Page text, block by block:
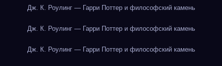
Дж. К. Роулинг — Гарри Поттер и философский камень
Дж. К. Роулинг — Гарри Поттер и философский камень
Дж. К. Роулинг — Гарри Поттер и философский камень